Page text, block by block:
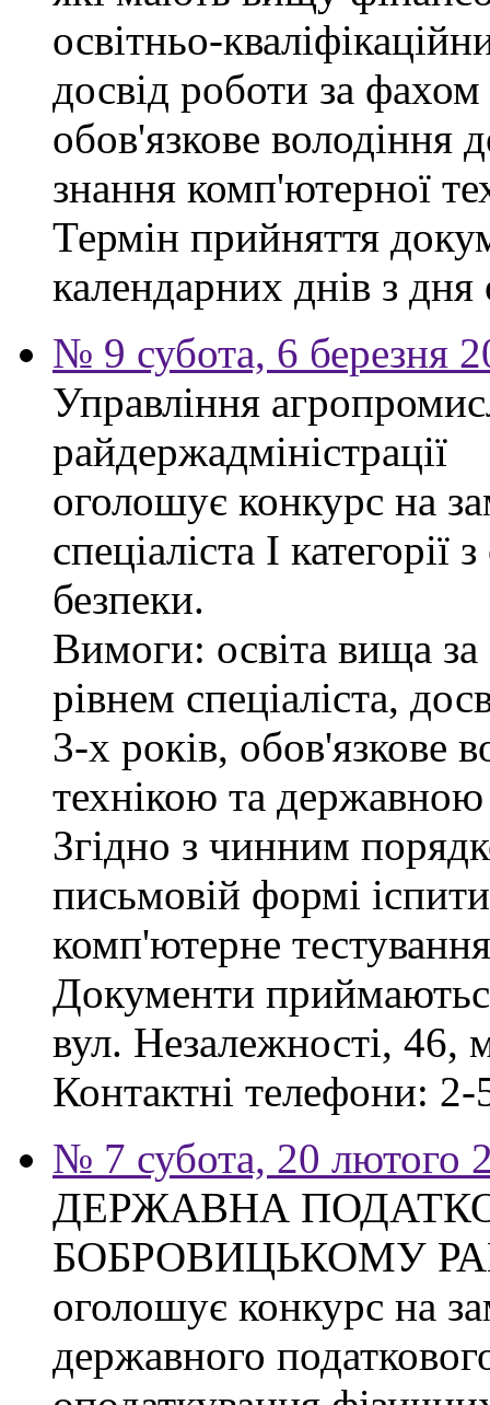
освітньо-
досвід роботи за
обов'язкове
знання комп'ютерної
Термін прийняття
календарних днів з
№ 9 субота, 6 березня
Управління
райдержадміністрації
оголошує конкурс на
спеціаліста І
безпеки.
Вимоги: освіта вища за
рівнем спеціаліста,
3-х років, обов'язкове
технікою та
Згідно з чинним
письмовій формі
комп'ютерне
Документи
вул. Незалежності, 46,
Контактні телефони:
№ 7 субота, 20 лютого
ДЕРЖАВНА
БОБРОВИЦЬКОМУ
оголошує конкурс на
державного